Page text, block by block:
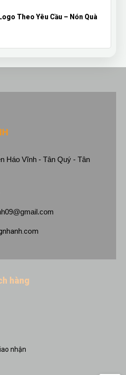
Theo Yêu Cầu – Nón Quà
Háo Vĩnh - Tân Quý - Tân
hàng
nhận